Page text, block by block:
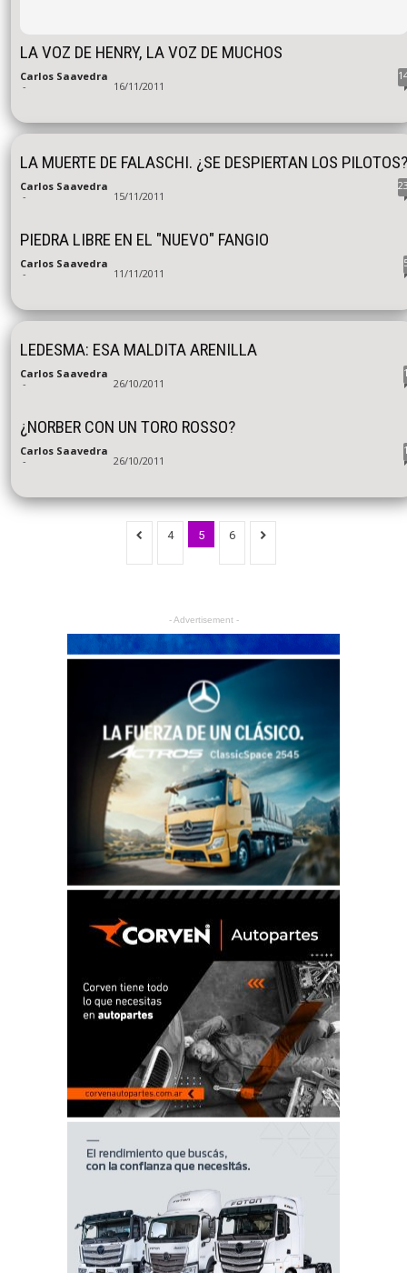
LA VOZ DE HENRY, LA VOZ DE MUCHOS
Carlos Saavedra
- 16/11/2011
LA MUERTE DE FALASCHI. ¿SE DESPIERTAN LOS PILOTOS?
Carlos Saavedra
- 15/11/2011
PIEDRA LIBRE EN EL "NUEVO" FANGIO
Carlos Saavedra
- 11/11/2011
LEDESMA: ESA MALDITA ARENILLA
Carlos Saavedra
- 26/10/2011
¿NORBER CON UN TORO ROSSO?
Carlos Saavedra
- 26/10/2011
4 5 6
- Advertisement -